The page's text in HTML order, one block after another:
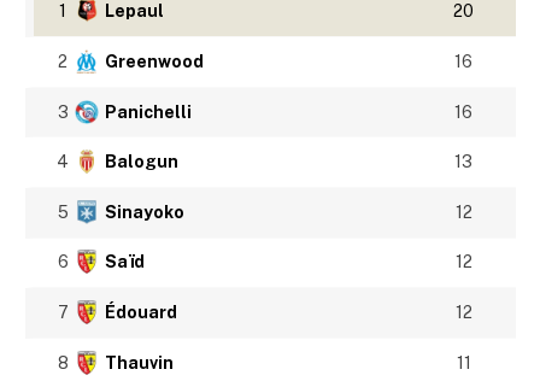
1 Lepaul 20
2 Greenwood 16
3 Panichelli 16
4 Balogun 13
5 Sinayoko 12
6 Saïd 12
7 Édouard 12
8 Thauvin 11